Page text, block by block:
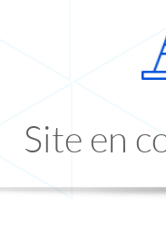
Site en